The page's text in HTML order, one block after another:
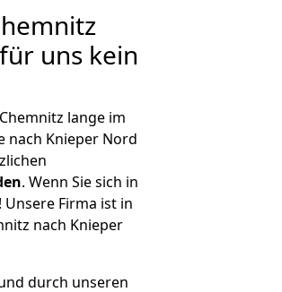
uns kein
lange im
nach Knieper Nord
. Wenn Sie sich in
Firma ist in
nach Knieper
durch unseren